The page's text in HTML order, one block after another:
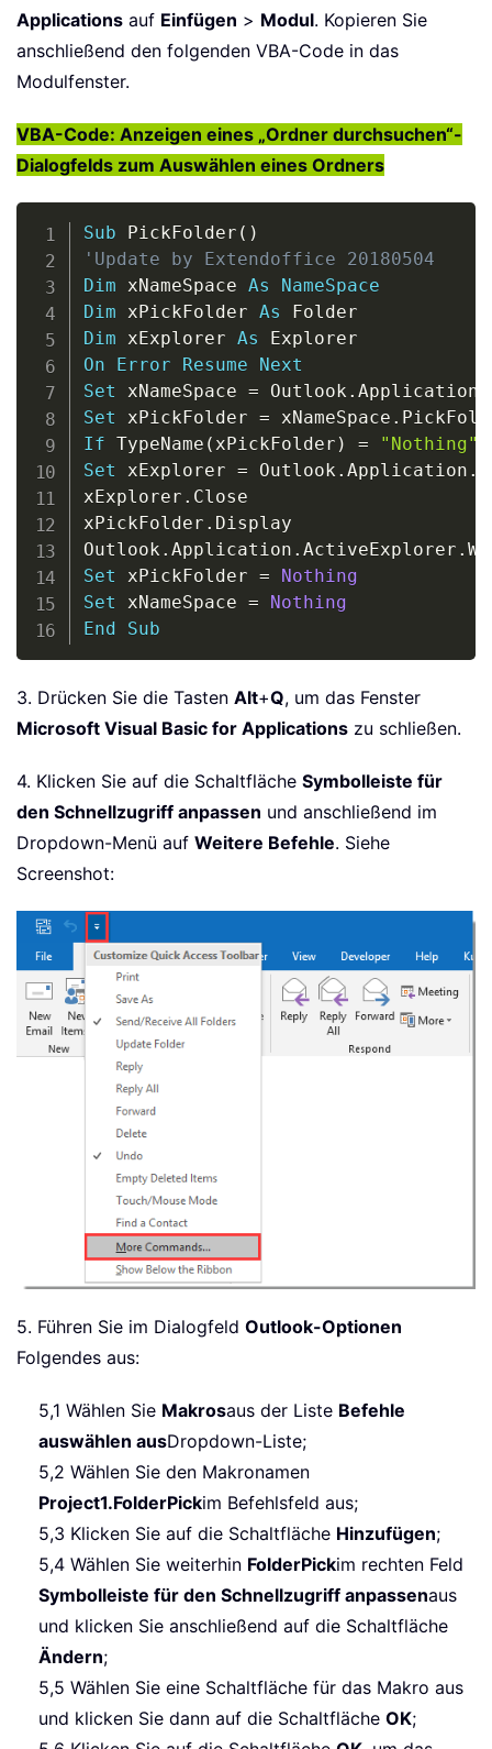
Applications auf Einfügen > Modul. Kopieren Sie
anschließend den folgenden VBA-Code in das
Modulfenster.
VBA-Code: Anzeigen eines „Ordner durchsuchen“-
Dialogfelds zum Auswählen eines Ordners
Sub PickFolder ( )
'Update by Extendoffice 20180504
Dim xNameSpace As
NameSpace
Dim xPickFolder As
Dim xExplorer As
On
Error Resume
Next
Set xNameSpace = Outlook . Application
Set xPickFolder = xNameSpace .
If TypeName ( xPickFolder ) = "Nothing"
Set xExplorer = Outlook . Application .
xExplorer . Close
xPickFolder . Display
Outlook . Application . ActiveExplorer .
Set xPickFolder =
Nothing
Set xNameSpace =
Nothing
End
Sub
3. Drücken Sie die Tasten Alt+Q, um das Fenster
Microsoft Visual Basic for Applications zu schließen.
4. Klicken Sie auf die Schaltfläche Symbolleiste für
den Schnellzugriff anpassen und anschließend im
Dropdown-Menü auf Weitere Befehle. Siehe
Screenshot:
5. Führen Sie im Dialogfeld Outlook-Optionen
Folgendes aus:
5,1 Wählen Sie Makrosaus der Liste Befehle
auswählen ausDropdown-Liste;
5,2 Wählen Sie den Makronamen
Project1.FolderPickim Befehlsfeld aus;
5,3 Klicken Sie auf die Schaltfläche Hinzufügen;
5,4 Wählen Sie weiterhin FolderPickim rechten Feld
Symbolleiste für den Schnellzugriff anpassenaus
und klicken Sie anschließend auf die Schaltfläche
Ändern;
5,5 Wählen Sie eine Schaltfläche für das Makro aus
und klicken Sie dann auf die Schaltfläche OK;